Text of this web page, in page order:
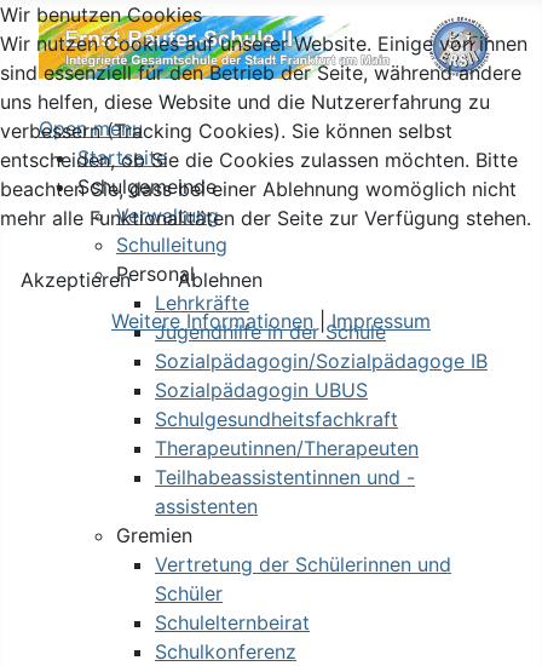
Open menu
Startseite
Schulgemeinde
Verwaltung
Schulleitung
Personal
Lehrkräfte
Jugendhilfe in der Schule
Sozialpädagogin/Sozialpädagoge IB
Sozialpädagogin UBUS
Schulgesundheitsfachkraft
Therapeutinnen/Therapeuten
Teilhabeassistentinnen und -
assistenten
Gremien
Vertretung der Schülerinnen und
Schüler
Schulelternbeirat
Schulkonferenz
Wir benutzen Cookies
Wir nutzen Cookies auf unserer Website. Einige von ihnen
sind essenziell für den Betrieb der Seite, während andere
uns helfen, diese Website und die Nutzererfahrung zu
verbessern (Tracking Cookies). Sie können selbst
entscheiden, ob Sie die Cookies zulassen möchten. Bitte
beachten Sie, dass bei einer Ablehnung womöglich nicht
mehr alle Funktionalitäten der Seite zur Verfügung stehen.
Akzeptieren
Ablehnen
Weitere Informationen |Impressum